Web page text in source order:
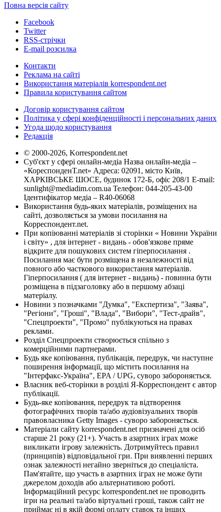
Повна версія сайту
Facebook
Twitter
RSS-стрічки
E-mail розсилка
Контакти
Реклама на сайті
Використання матеріалів korrespondent.net
Правила користування сайтом
Договір користування сайтом
Політика у сфері конфіденційності і персональних даних
Угода щодо користування
Редакція
© 2000-2026, Korrespondent.net
Суб'єкт у сфері онлайн-медіа Назва онлайн-медіа –
«КореспонденТ.net» Адреса: 02091, місто Київ,
ХАРКІВСЬКЕ ШОСЕ, будинок 172-Б, офіс 208/1 E-mail:
sunlight@mediadim.com.ua Телефон: 044-205-43-00
Ідентифікатор медіа – R40-06068
Використання будь-яких матеріалів, розміщених на
сайті, дозволяється за умови посилання на
Корреспондент.net.
При копіюванні матеріалів зі сторінки « Новини України
і світу» , для інтернет - видань - обов'язкове пряме
відкрите для пошукових систем гіперпосилання .
Посилання має бути розміщена в незалежності від
повного або часткового використання матеріалів.
Гіперпосилання ( для інтернет - видань) - повинна бути
розміщена в підзаголовку або в першому абзаці
матеріалу.
Новини з позначками "Думка", "Експертиза", "Заява",
"Регіони", "Гроші", "Влада", "Вибори", "Тест-драйв",
"Спецпроекти", "Промо" публікуються на правах
реклами.
Розділ Спецпроекти створюється спільно з
комерційними партнерами.
Будь яке копіювання, публікація, передрук, чи наступне
поширення інформації, що містить посилання на
"Інтерфакс-Україна", EPA / UPG, суворо забороняється.
Власник веб-сторінки в розділі Я-Корреспондент є автор
публікації.
Будь-яке копіювання, передрук та відтворення
фотографічних творів та/або аудіовізуальних творів
правовласника Getty Images - суворо забороняється.
Матеріали сайту korrespondent.net призначені для осіб
старше 21 року (21+). Участь в азартних іграх може
викликати ігрову залежність. Дотримуйтесь правил
(принципів) відповідальної гри. При виявленні перших
ознак залежності негайно зверніться до спеціаліста.
Пам'ятайте, що участь в азартних іграх не може бути
джерелом доходів або альтернативою роботі.
Інформаційний ресурс korrespondent.net не проводить
ігри на реальні та/або віртуальні гроші, також сайт не
приймає ні в якій формі оплату ставок та інших